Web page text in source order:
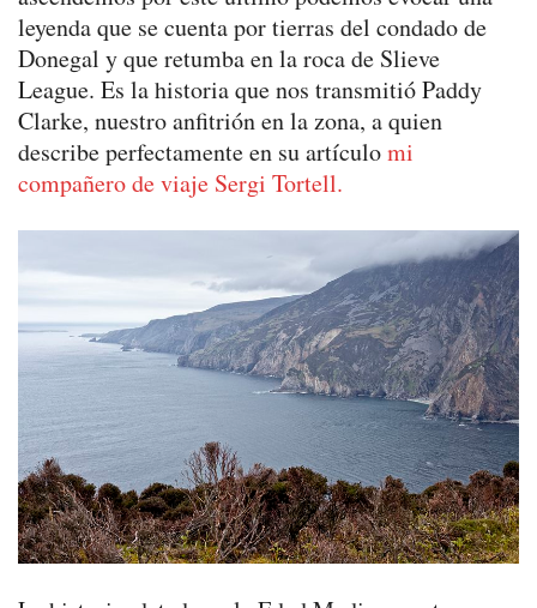
leyenda que se cuenta por tierras del condado de
Donegal y que retumba en la roca de Slieve
League. Es la historia que nos transmitió Paddy
Clarke, nuestro anfitrión en la zona, a quien
describe perfectamente en su artículomi
compañero de viaje Sergi Tortell.